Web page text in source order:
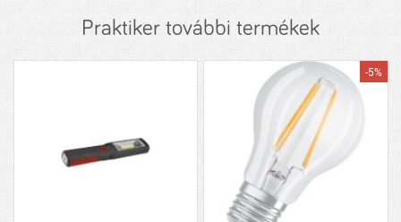
Praktiker további termékek
-5%